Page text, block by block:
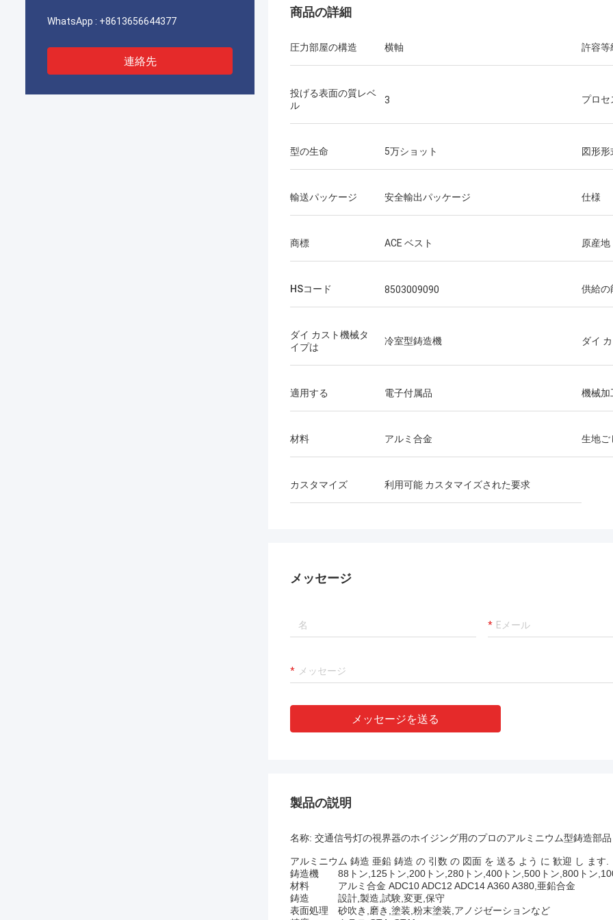
WhatsApp : +8613656644377
連絡先
商品の詳細
圧力部屋の構造 横軸 許容等
投げる表面の質レベ
ル
3 プロセ
型の生命 5万ショット 図形形
輸送パッケージ 安全輸出パッケージ 仕様
商標 ACE ベスト 原産地
HSコード 8503009090 供給の
ダイ カスト機械タ
イプは
冷室型鋳造機 ダイ
適用する 電子付属品 機械加
材料 アルミ合金 生地ご
カスタマイズ 利用可能 カスタマイズされた要求
メッセージ
メッセージを送る
製品の説明
名称: 交通信号灯の視界器のホイジング用のプロのアルミニウム型鋳造部品
アルミニウム 鋳造 亜鉛 鋳造 の 引数 の 図面 を 送る よう に 歓迎 し ます.
鋳造機
88トン,125トン,200トン,280トン,400トン,500トン,800トン
材料
アルミ合金 ADC10 ADC12 ADC14 A360 A380,亜鉛合金
鋳造
設計,製造,試験,変更,保守
表面処理
砂吹き,磨き,塗装,粉末塗装,アノジゼーションなど